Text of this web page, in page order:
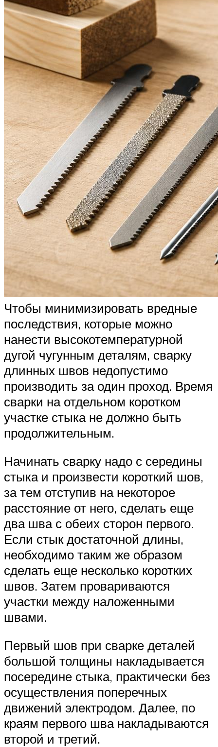
Чтобы минимизировать вредные
последствия, которые можно
нанести высокотемпературной
дугой чугунным деталям, сварку
длинных швов недопустимо
производить за один проход. Время
сварки на отдельном коротком
участке стыка не должно быть
продолжительным.
Начинать сварку надо с середины
стыка и произвести короткий шов,
за тем отступив на некоторое
расстояние от него, сделать еще
два шва с обеих сторон первого.
Если стык достаточной длины,
необходимо таким же образом
сделать еще несколько коротких
швов. Затем провариваются
участки между наложенными
швами.
Первый шов при сварке деталей
большой толщины накладывается
посередине стыка, практически без
осуществления поперечных
движений электродом. Далее, по
краям первого шва накладываются
второй и третий.